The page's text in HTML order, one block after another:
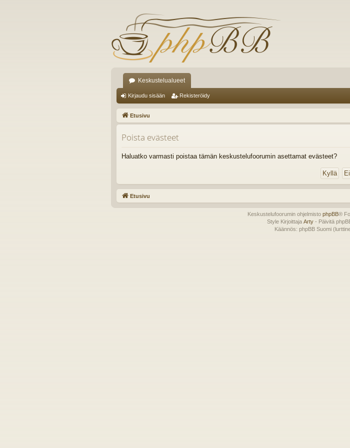
Keskustelualueet
Kirjaudu sisään Rekisteröidy
Etusivu
Poista evästeet
Haluatko varmasti poistaa tämän keskustelufoorumin asettamat evästeet?
Etusivu
Keskustelufoorumin ohjelmisto phpBB®
Style Kirjoittaja Arty- Päivitä
Käännös: phpBB Suomi